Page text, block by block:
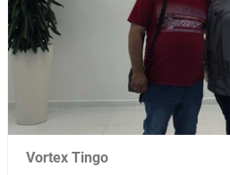
Vortex Tingo